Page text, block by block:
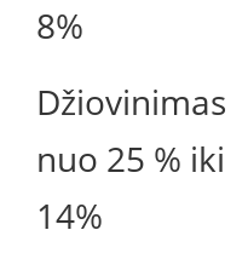
8%
Džiovinimas
nuo 25 % iki
14%